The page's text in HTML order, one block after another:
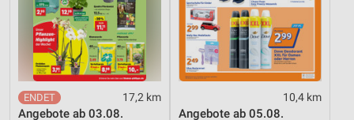
17,2 km
Angebote ab 03.08.
10,4 km
Angebote ab 05.08.
Verwendung reduzierter Daten zur Auswahl von
Inhalten
IAB-Besonderheiten:
Verwendung genauer Standortdaten